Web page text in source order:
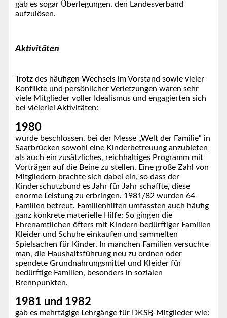
gab es sogar Überlegungen, den Landesverband
aufzulösen.
Aktivitäten
Trotz des häufigen Wechsels im Vorstand sowie vieler
Konflikte und persönlicher Verletzungen waren sehr
viele Mitglieder voller Idealismus und engagierten sich
bei vielerlei Aktivitäten:
1980
wurde beschlossen, bei der Messe „Welt der Familie“ in
Saarbrücken sowohl eine Kinderbetreuung anzubieten
als auch ein zusätzliches, reichhaltiges Programm mit
Vorträgen auf die Beine zu stellen. Eine große Zahl von
Mitgliedern brachte sich dabei ein, so dass der
Kinderschutzbund es Jahr für Jahr schaffte, diese
enorme Leistung zu erbringen. 1981/82 wurden 64
Familien betreut. Familienhilfen umfassten auch häufig
ganz konkrete materielle Hilfe: So gingen die
Ehrenamtlichen öfters mit Kindern bedürftiger Familien
Kleider und Schuhe einkaufen und sammelten
Spielsachen für Kinder. In manchen Familien versuchte
man, die Haushaltsführung neu zu ordnen oder
spendete Grundnahrungsmittel und Kleider für
bedürftige Familien, besonders in sozialen
Brennpunkten.
1981 und 1982
gab es mehrtägige Lehrgänge für DKSB-Mitglieder wie: